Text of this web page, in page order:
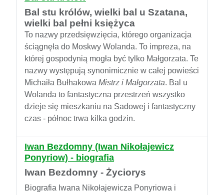
Bal stu królów, wielki bal u Szatana,
wielki bal pełni księżyca
To nazwy przedsięwzięcia, którego organizacja
ściągnęła do Moskwy Wolanda. To impreza, na
której gospodynią mogła być tylko Małgorzata. Te
nazwy występują synonimicznie w całej powieści
Michaiła Bułhakowa Mistrz i Małgorzata. Bal u
Wolanda to fantastyczna przestrzeń wszystko
dzieje się mieszkaniu na Sadowej i fantastyczny
czas - północ trwa kilka godzin.
Iwan Bezdomny (Iwan Nikołajewicz
Ponyriow) - biografia
Iwan Bezdomny - Życiorys
Biografia Iwana Nikołajewicza Ponyriowa i